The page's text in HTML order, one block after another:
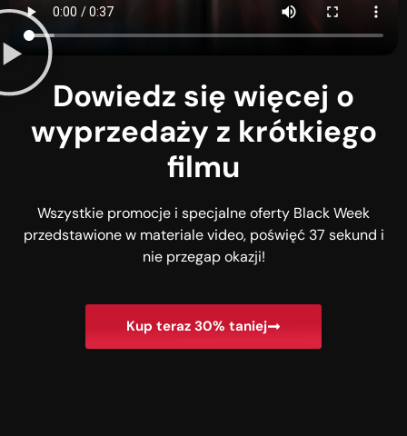
Dowiedz się więcej o
wyprzedaży z krótkiego
filmu
Wszystkie promocje i specjalne oferty Black Week
przedstawione w materiale video, poświęć 37 sekund i
nie przegap okazji!
Kup teraz 30% taniej